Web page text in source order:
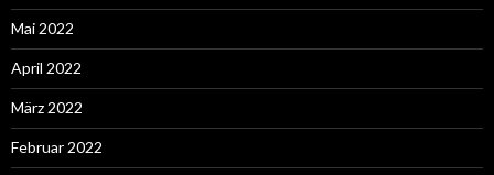
Mai 2022
April 2022
März 2022
Februar 2022